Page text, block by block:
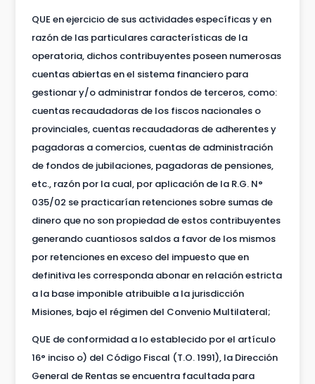
QUE en ejercicio de sus actividades específicas y en
razón de las particulares características de la
operatoria, dichos contribuyentes poseen numerosas
cuentas abiertas en el sistema financiero para
gestionar y/o administrar fondos de terceros, como:
cuentas recaudadoras de los fiscos nacionales o
provinciales, cuentas recaudadoras de adherentes y
pagadoras a comercios, cuentas de administración
de fondos de jubilaciones, pagadoras de pensiones,
etc., razón por la cual, por aplicación de la R.G. N°
035/02 se practicarían retenciones sobre sumas de
dinero que no son propiedad de estos contribuyentes
generando cuantiosos saldos a favor de los mismos
por retenciones en exceso del impuesto que en
definitiva les corresponda abonar en relación estricta
a la base imponible atribuible a la jurisdicción
Misiones, bajo el régimen del Convenio Multilateral;
QUE de conformidad a lo establecido por el artículo
16° inciso o) del Código Fiscal (T.O. 1991), la Dirección
General de Rentas se encuentra facultada para